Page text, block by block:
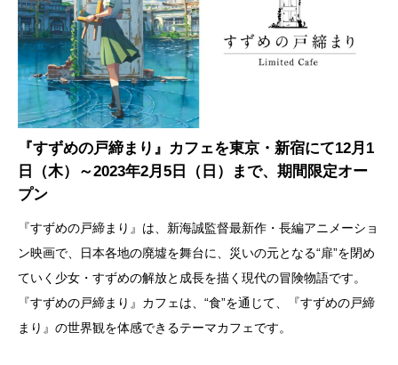
『すずめの戸締まり』カフェを東京・新宿にて12月1
日（木）～2023年2月5日（日）まで、期間限定オー
プン
『すずめの戸締まり』は、新海誠監督最新作・長編アニメーショ
ン映画で、日本各地の廃墟を舞台に、災いの元となる“扉”を閉め
ていく少女・すずめの解放と成長を描く現代の冒険物語です。
『すずめの戸締まり』カフェは、“食”を通じて、『すずめの戸締
まり』の世界観を体感できるテーマカフェです。